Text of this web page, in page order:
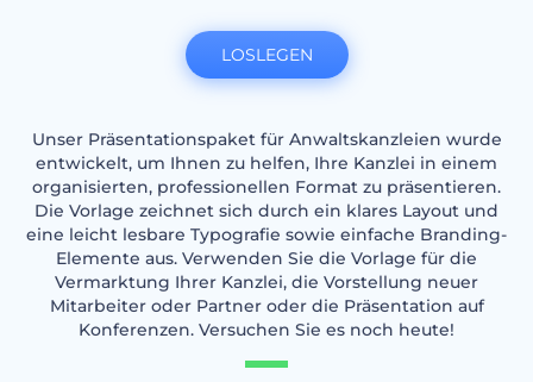
Unser Präsentationspaket für Anwaltskanzleien wurde
entwickelt, um Ihnen zu helfen, Ihre Kanzlei in einem
organisierten, professionellen Format zu präsentieren.
Die Vorlage zeichnet sich durch ein klares Layout und
eine leicht lesbare Typografie sowie einfache Branding-
Elemente aus. Verwenden Sie die Vorlage für die
Vermarktung Ihrer Kanzlei, die Vorstellung neuer
Mitarbeiter oder Partner oder die Präsentation auf
Konferenzen. Versuchen Sie es noch heute!
LOSLEGEN